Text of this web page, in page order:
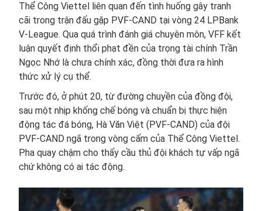
Thể Công Viettel liên quan đến tình huống gây tranh
cãi trong trận đấu gặp PVF-CAND tại vòng 24 LPBank
V-League. Qua quá trình đánh giá chuyên môn, VFF kết
luận quyết định thổi phạt đền của trọng tài chính Trần
Ngọc Nhớ là chưa chính xác, đồng thời đưa ra hình
thức xử lý cụ thể.
Trước đó, ở phút 20, từ đường chuyền của đồng đội,
sau một nhịp khống chế bóng và chuẩn bị thực hiện
động tác đá bóng, Hà Văn Việt (PVF-CAND) của đội
PVF-CAND ngã trong vòng cấm của Thể Công Viettel.
Pha quay chậm cho thấy cầu thủ đội khách tự vấp ngã
chứ không có ai tác động.